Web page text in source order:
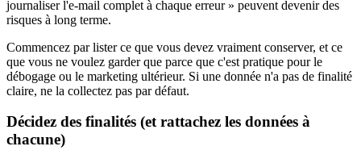
journaliser l'e-mail complet à chaque erreur » peuvent devenir des
risques à long terme.
Commencez par lister ce que vous devez vraiment conserver, et ce
que vous ne voulez garder que parce que c'est pratique pour le
débogage ou le marketing ultérieur. Si une donnée n'a pas de finalité
claire, ne la collectez pas par défaut.
Décidez des finalités (et rattachez les données à
chacune)